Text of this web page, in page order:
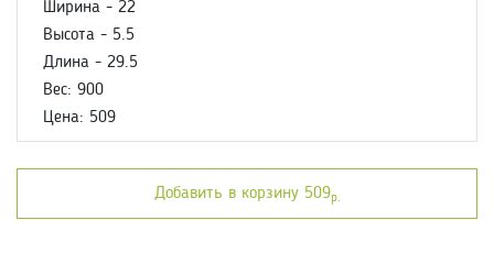
Ширина - 22
Высота - 5.5
Длина - 29.5
Вес: 900
Цена: 509
Добавить в корзину 509р.